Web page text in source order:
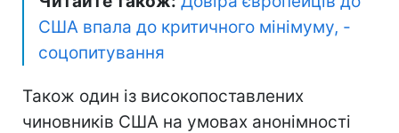
США впала до критичного мінімуму, -
соцопитування
Також один із високопоставлених
чиновників США на умовах анонімності